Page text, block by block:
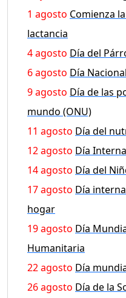
1 agosto Comienza
lactancia
4 agosto Día del
6 agosto Día
9 agosto Día de las
mundo (ONU)
11 agosto Día del
12 agosto Día
14 agosto Día del
17 agosto Día
hogar
19 agosto Día
Humanitaria
22 agosto Día
26 agosto Día de la